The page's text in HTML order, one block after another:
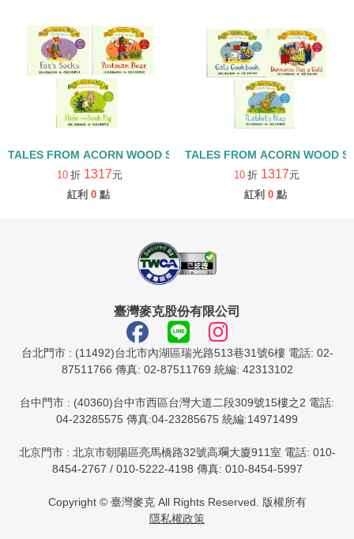
TALES FROM ACORN WOOD STORY COLLECTION 觀察探索組/
10 折 1317元
紅利 0 點
TALES FROM ACORN WOOD
10 折 1317元
紅利 0 點
臺灣麥克股份有限公司
台北門市 : (11492)台北市內湖區瑞光路513巷31號6樓 電話: 02-
87511766 傳真: 02-87511769 統編: 42313102
台中門市 : (40360)台中市西區台灣大道二段309號15樓之2 電話:
04-23285575 傳真:04-23285675 統編:14971499
北京門市 : 北京市朝陽區亮馬橋路32號高斕大廈911室 電話: 010-
8454-2767 / 010-5222-4198 傳真: 010-8454-5997
Copyright © 臺灣麥克 All Rights Reserved. 版權所有
隱私權政策